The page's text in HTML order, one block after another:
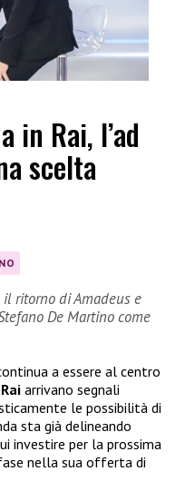
in Rai, l’ad
scelta
ritorno di Amadeus e
De Martino come
a essere al centro
Rai arrivano segnali
le possibilità di
sta già delineando
investire per la prossima
nella sua offerta di